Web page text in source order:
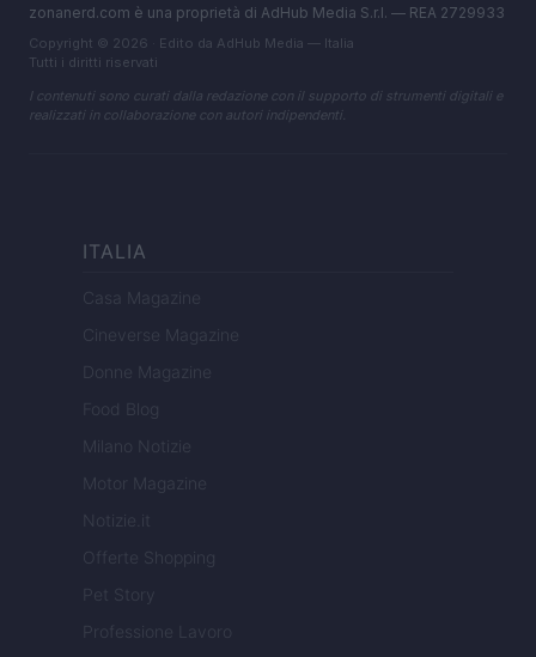
zonanerd.com è una proprietà di AdHub Media S.r.l. — REA 2729933
Copyright © 2026 · Edito da AdHub Media — Italia
Tutti i diritti riservati
I contenuti sono curati dalla redazione con il supporto di strumenti digitali e
realizzati in collaborazione con autori indipendenti.
ITALIA
Casa Magazine
Cineverse Magazine
Donne Magazine
Food Blog
Milano Notizie
Motor Magazine
Notizie.it
Offerte Shopping
Pet Story
Professione Lavoro